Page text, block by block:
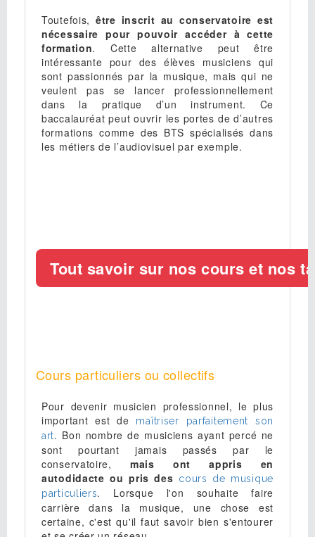
Toutefois, être inscrit au conservatoire est
nécessaire pour pouvoir accéder à cette
formation. Cette alternative peut être
intéressante pour des élèves musiciens qui
sont passionnés par la musique, mais qui ne
veulent pas se lancer professionnellement
dans la pratique d’un instrument. Ce
baccalauréat peut ouvrir les portes de d’autres
formations comme des BTS spécialisés dans
les métiers de l’audiovisuel par exemple.
Cours particuliers ou collectifs
Pour devenir musicien professionnel, le plus
important est de
maîtriser parfaitement son
art. Bon nombre de musiciens ayant percé ne
sont pourtant jamais passés par le
conservatoire, mais ont appris en
autodidacte ou pris des cours de musique
particuliers. Lorsque l'on souhaite faire
carrière dans la musique, une chose est
certaine, c'est qu'il faut savoir bien s'entourer